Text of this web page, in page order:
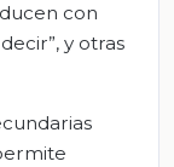
con
y otras